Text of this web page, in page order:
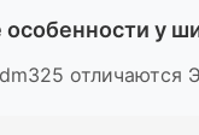
особенности у
отличаются